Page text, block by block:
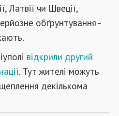
Латвії чи Швеції,
обґрунтування -
відкрили другий
. Тут жителі можуть
декількома